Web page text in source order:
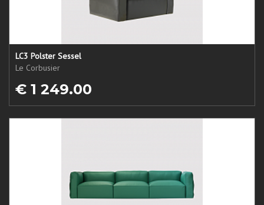
LC3 Polster Sessel
Le Corbusier
€ 1 249.00